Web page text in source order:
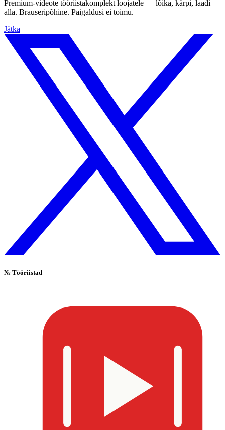
Premium-videote tööriistakomplekt loojatele — lõika, kärpi, laadi
alla. Brauseripõhine. Paigaldusi ei toimu.
Jätka
№ Tööriistad